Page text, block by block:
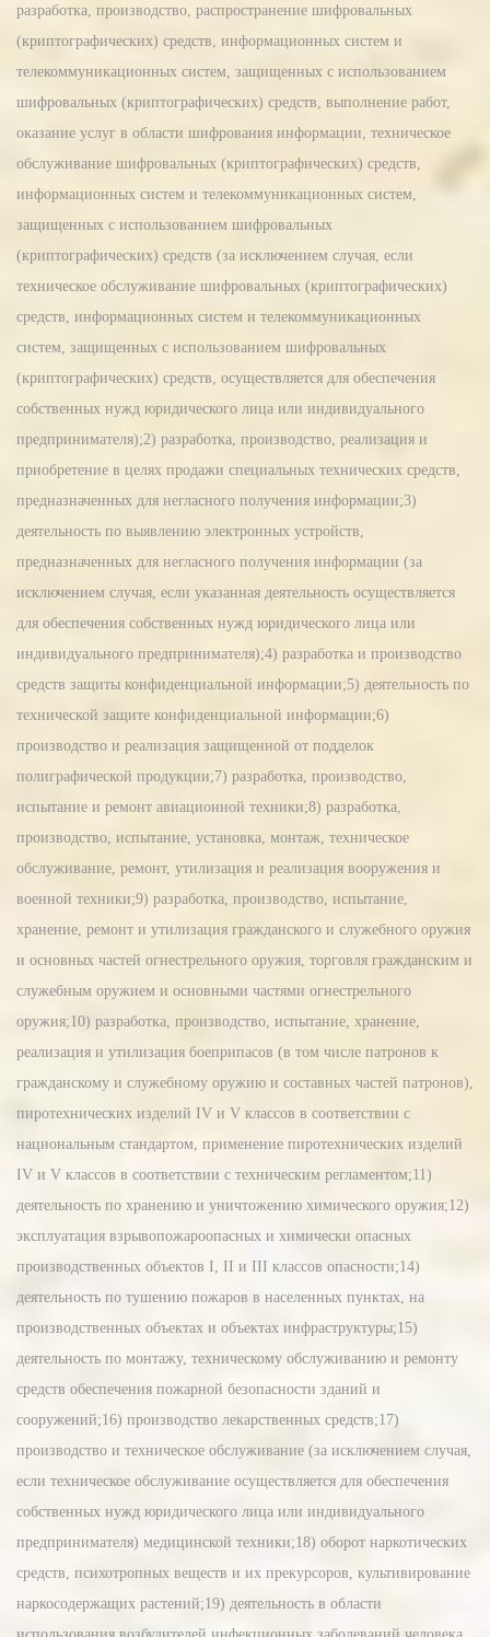
разработка, производство, распространение шифровальных
(криптографических) средств, информационных систем и
телекоммуникационных систем, защищенных с использованием
шифровальных (криптографических) средств, выполнение работ,
оказание услуг в области шифрования информации, техническое
обслуживание шифровальных (криптографических) средств,
информационных систем и телекоммуникационных систем,
защищенных с использованием шифровальных
(криптографических) средств (за исключением случая, если
техническое обслуживание шифровальных (криптографических)
средств, информационных систем и телекоммуникационных
систем, защищенных с использованием шифровальных
(криптографических) средств, осуществляется для обеспечения
собственных нужд юридического лица или индивидуального
предпринимателя);2) разработка, производство, реализация и
приобретение в целях продажи специальных технических средств,
предназначенных для негласного получения информации;3)
деятельность по выявлению электронных устройств,
предназначенных для негласного получения информации (за
исключением случая, если указанная деятельность осуществляется
для обеспечения собственных нужд юридического лица или
индивидуального предпринимателя);4) разработка и производство
средств защиты конфиденциальной информации;5) деятельность по
технической защите конфиденциальной информации;6)
производство и реализация защищенной от подделок
полиграфической продукции;7) разработка, производство,
испытание и ремонт авиационной техники;8) разработка,
производство, испытание, установка, монтаж, техническое
обслуживание, ремонт, утилизация и реализация вооружения и
военной техники;9) разработка, производство, испытание,
хранение, ремонт и утилизация гражданского и служебного оружия
и основных частей огнестрельного оружия, торговля гражданским и
служебным оружием и основными частями огнестрельного
оружия;10) разработка, производство, испытание, хранение,
реализация и утилизация боеприпасов (в том числе патронов к
гражданскому и служебному оружию и составных частей патронов),
пиротехнических изделий IV и V классов в соответствии с
национальным стандартом, применение пиротехнических изделий
IV и V классов в соответствии с техническим регламентом;11)
деятельность по хранению и уничтожению химического оружия;12)
эксплуатация взрывопожароопасных и химически опасных
производственных объектов I, II и III классов опасности;14)
деятельность по тушению пожаров в населенных пунктах, на
производственных объектах и объектах инфраструктуры;15)
деятельность по монтажу, техническому обслуживанию и ремонту
средств обеспечения пожарной безопасности зданий и
сооружений;16) производство лекарственных средств;17)
производство и техническое обслуживание (за исключением случая,
если техническое обслуживание осуществляется для обеспечения
собственных нужд юридического лица или индивидуального
предпринимателя) медицинской техники;18) оборот наркотических
средств, психотропных веществ и их прекурсоров, культивирование
наркосодержащих растений;19) деятельность в области